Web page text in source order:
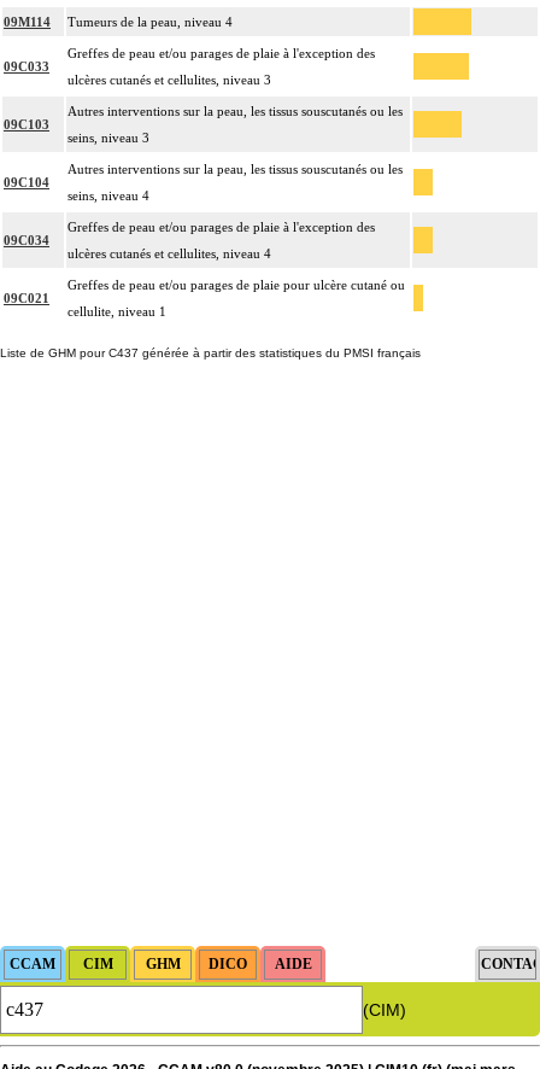
09M114 Tumeurs de la peau, niveau 4
09C033
Greffes de peau et/ou parages de plaie à l'exception des
ulcères cutanés et cellulites, niveau 3
09C103
Autres interventions sur la peau, les tissus souscutanés ou les
seins, niveau 3
09C104
Autres interventions sur la peau, les tissus souscutanés ou les
seins, niveau 4
09C034
Greffes de peau et/ou parages de plaie à l'exception des
ulcères cutanés et cellulites, niveau 4
09C021
Greffes de peau et/ou parages de plaie pour ulcère cutané ou
cellulite, niveau 1
Liste de GHM pour C437 générée à partir des statistiques du PMSI français
(CIM)